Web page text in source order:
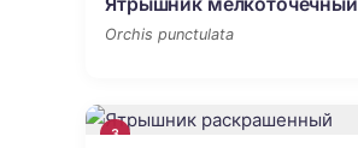
Orchis punctulata
3